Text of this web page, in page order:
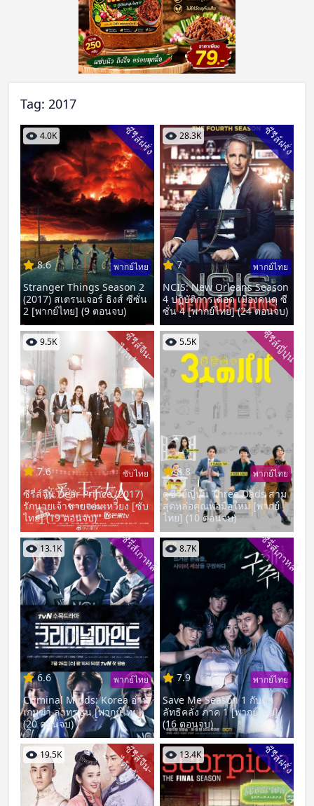
Tag: 2017
4.0K ซีรีส์ฝรั่ง
8.6 พากย์ไทย
Stranger Things Season 2
(2017) สเตรนเจอร์ ธิงส์ ซีซั่น
2 [พากย์ไทย] (9 ตอนจบ)
28.3K ซีรีส์ฝรั่ง
7 พากย์ไทย
NCIS: New Orleans Season
4 ปฏิบัติการเดือด เมืองคนดุ ซี
ซั่น 4 [พากย์ไทย] (24 ตอนจบ)
9.5K ซี
รี
ส์
จี
น
-
ไ
ต้
ห
วั
น
7.6 ซับไทย
ซีรี่ส์จีน Dear Prince (2017)
รักนายเจ้าชายจอมเหวี่ยง [ซับ
ไทย] (19 ตอนจบ)
5.5K ซีรีส์ญี่ปุ่น
8.8 พากย์ไทย
ดูซีรี่ย์ญี่ปุ่น Three Dads สาม
สุดหล่อคุณพ่อมือใหม่ [พากย์
ไทย] (10 ตอนจบ)
13.1K ซีรี่ส์เกาหลี
6.6 พากย์ไทย
Criminal Minds: Korea อ่าน
เกมฆ่า ล่าทรชน [พากย์ไทย]
(20 ตอนจบ)
8.7K ซีรี่ส์เกาหลี
7.9 พากย์ไทย
Save Me Season 1 กับดัก
ลัทธิคลั่ง ภาค 1 [พากย์ไทย]
(16 ตอนจบ)
19.5K ซี
รี
ส์
จี
น
-
ไ
ต้
ห
วั
น 13.4K ซีรีส์ฝรั่ง